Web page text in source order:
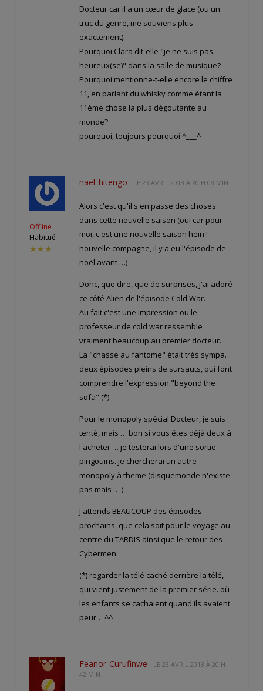
Docteur car il a un cœur de glace (ou un
truc du genre, me souviens plus
exactement).
Pourquoi Clara dit-elle "je ne suis pas
heureux(se)" dans la salle de musique?
Pourquoi mentionne-t-elle encore le chiffre
11, en parlant du whisky comme étant la
11ème chose la plus dégoutante au
monde?
pourquoi, toujours pourquoi ^___^
Offline
Habitué
★★★
nael_hitengo LE 23 AVRIL 2013 À 20 H 08 MIN
Alors c'est qu'il s'en passe des choses
dans cette nouvelle saison (oui car pour
moi, c'est une nouvelle saison hein !
nouvelle compagne, il y a eu l'épisode de
noël avant …)
Donc, que dire, que de surprises, j'ai adoré
ce côté Alien de l'épisode Cold War.
Au fait c'est une impression ou le
professeur de cold war ressemble
vraiment beaucoup au premier docteur.
La "chasse au fantome" était très sympa.
deux épisodes pleins de sursauts, qui font
comprendre l'expression "beyond the
sofa" (*).
Pour le monopoly spécial Docteur, je suis
tenté, mais … bon si vous êtes déjà deux à
l'acheter … je testerai lors d'une sortie
pingouins. je chercherai un autre
monopoly à theme (disquemonde n'existe
pas mais … )
J'attends BEAUCOUP des épisodes
prochains, que cela soit pour le voyage au
centre du TARDIS ainsi que le retour des
Cybermen.
(*) regarder la télé caché derrière la télé,
qui vient justement de la premier série. où
les enfants se cachaient quand ils avaient
peur… ^^
Feanor-Curufinwe LE 23 AVRIL 2013 À 20 H
42 MIN